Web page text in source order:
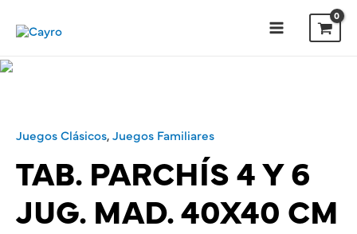
Juegos Clásicos,Juegos Familiares
TAB. PARCHÍS 4 Y 6
JUG. MAD. 40X40 CM